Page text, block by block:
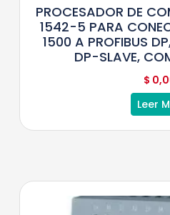
PROCESADOR DE
1542-5 PARA
1500 A PROFIBUS
DP-SLAVE,
$
Leer